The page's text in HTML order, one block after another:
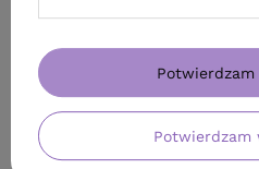
Potwierdzam